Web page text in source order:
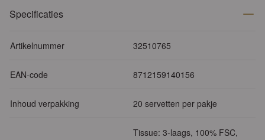
Specificaties
Artikelnummer 32510765
EAN-code 8712159140156
Inhoud verpakking 20 servetten per pakje
Tissue: 3-laags, 100% FSC,